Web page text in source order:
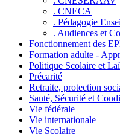
. CNECA
. Pédagogie
. Audiences et
Fonctionnement des
Formation adulte -
Politique Scolaire et
Précarité
Retraite, protection
Santé, Sécurité et
Vie fédérale
Vie internationale
Vie Scolaire